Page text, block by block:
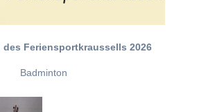
des Feriensportkraussells 2026
Badminton